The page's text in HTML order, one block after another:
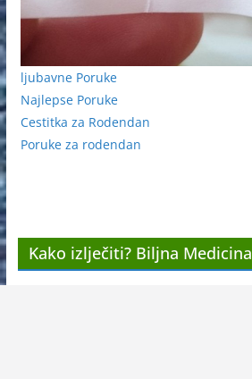
ljubavne Poruke
Najlepse Poruke
Cestitka za Rodendan
Poruke za rodendan
Kako izlječiti? Biljna Medicina